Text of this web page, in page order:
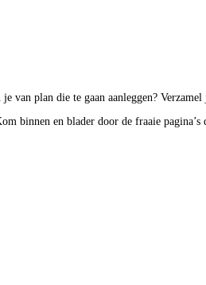
plan die te gaan aanleggen?
binnen en blader door de fraaie